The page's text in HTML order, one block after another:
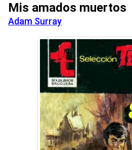
Mis amados muertos
Adam Surray